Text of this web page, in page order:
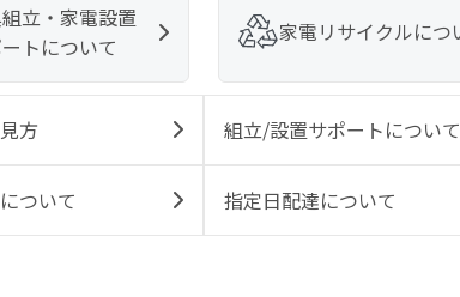
立・家電設置
トについて
家電リサイクルにつ
方 組立/設置サポートについて
ついて 指定日配達について